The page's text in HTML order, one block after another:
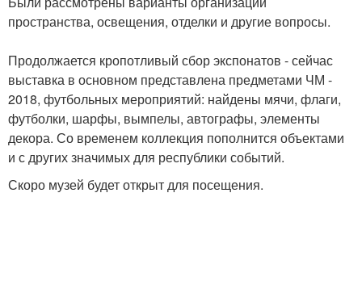
пространства, освещения, отделки и другие вопросы.
Продолжается кропотливый сбор экспонатов - сейчас
выставка в основном представлена предметами ЧМ -
2018, футбольных мероприятий: найдены мячи, флаги,
футболки, шарфы, вымпелы, автографы, элементы
декора. Со временем коллекция пополнится объектами
и с других значимых для республики событий.
Скоро музей будет открыт для посещения.